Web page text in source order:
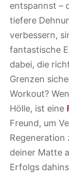
entspannst –
tiefere
verbessern,
fantastische
dabei, die
Grenzen
Workout?
Hölle, ist eine
Freund, um
Regeneration
deiner Matte
Erfolgs